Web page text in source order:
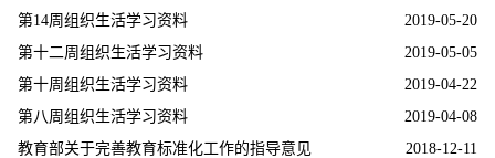
2019-05-20
第14周组织生活学习资料
2019-05-05
第十二周组织生活学习资料
2019-04-22
第十周组织生活学习资料
2019-04-08
第八周组织生活学习资料
2018-12-11
教育部关于完善教育标准化工作的指导意见